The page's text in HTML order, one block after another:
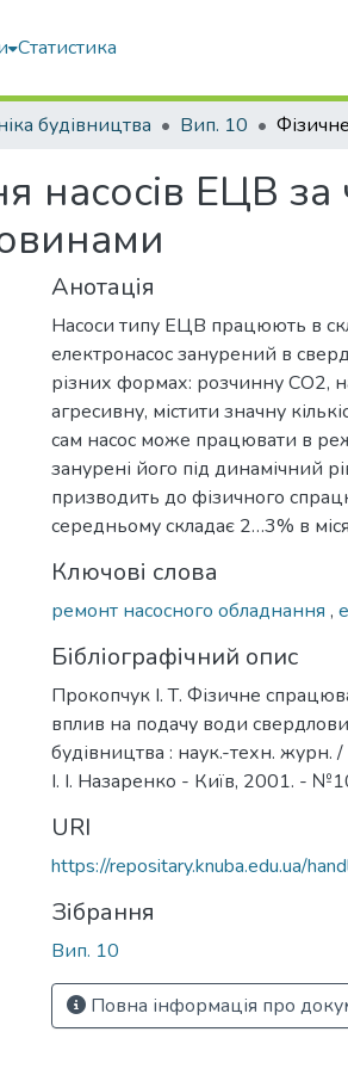
Статистика
будівництва Вип. 10
насосів ЕЦВ
Анотація
Насоси типу ЕЦВ працюють в
електронасос занурений в
різних формах: розчинну СО2,
агресивну, містити значну
сам насос може працювати в
занурені його під динамічний
призводить до фізичного
середньому складає 2…3% в
Ключові слова
ремонт насосного обладнання ,
Бібліографічний опис
Прокопчук І. Т. Фізичне
вплив на подачу води
будівництва : наук.-техн. журн. /
І. І. Назаренко - Київ, 2001. -
URI
https://repositary.knuba.edu.ua/
Зібрання
Вип. 10
Повна інформація про